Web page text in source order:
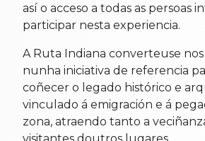
así o acceso a todas as persoas
participar nesta experiencia.
A Ruta Indiana converteuse
nunha iniciativa de referencia
coñecer o legado histórico e
vinculado á emigración e á
zona, atraendo tanto a
visitantes doutros lugares.